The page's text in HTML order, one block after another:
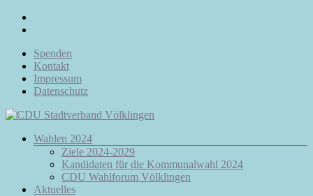
Zum
Inhalt
Spenden
Kontakt
Impressum
Datenschutz
CDU
Stadtverband
Völklingen
Menü
Wahlen 2024
Ziele 2024-2029
Kandidaten für die Kommunalwahl 2024
CDU Wahlforum Völklingen
Aktuelles